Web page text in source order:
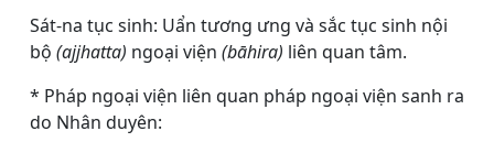
Sát-na tục sinh: Uẩn tương ưng và sắc tục sinh nội
bộ (ajjhatta) ngoại viện (bāhira) liên quan tâm.
* Pháp ngoại viện liên quan pháp ngoại viện sanh ra
do Nhân duyên: